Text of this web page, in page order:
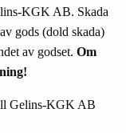
KGK AB. Skada
gods (dold skada)
av godset. Om
Gelins-KGK AB